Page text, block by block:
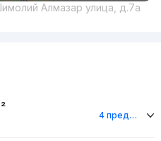
Алмазар улица, д.7a
4 предложения